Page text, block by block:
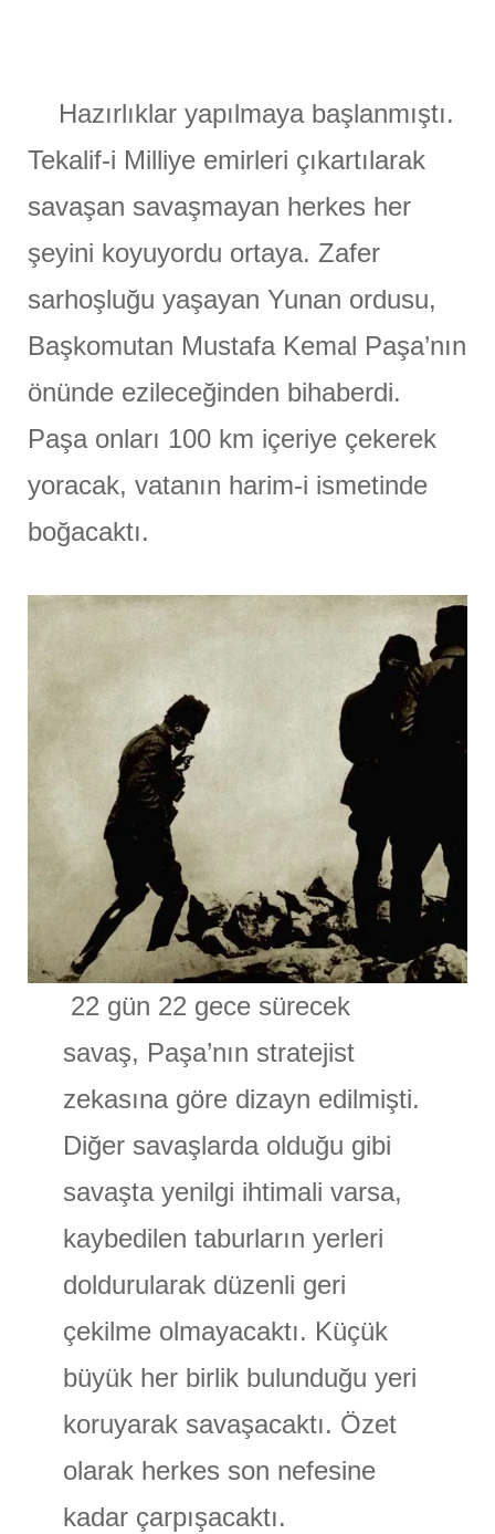
Hazırlıklar yapılmaya başlanmıştı.
Tekalif-i Milliye emirleri çıkartılarak
savaşan savaşmayan herkes her
şeyini koyuyordu ortaya. Zafer
sarhoşluğu yaşayan Yunan ordusu,
Başkomutan Mustafa Kemal Paşa’nın
önünde ezileceğinden bihaberdi.
Paşa onları 100 km içeriye çekerek
yoracak, vatanın harim-i ismetinde
boğacaktı.
22 gün 22 gece sürecek
savaş, Paşa’nın stratejist
zekasına göre dizayn edilmişti.
Diğer savaşlarda olduğu gibi
savaşta yenilgi ihtimali varsa,
kaybedilen taburların yerleri
doldurularak düzenli geri
çekilme olmayacaktı. Küçük
büyük her birlik bulunduğu yeri
koruyarak savaşacaktı. Özet
olarak herkes son nefesine
kadar çarpışacaktı.